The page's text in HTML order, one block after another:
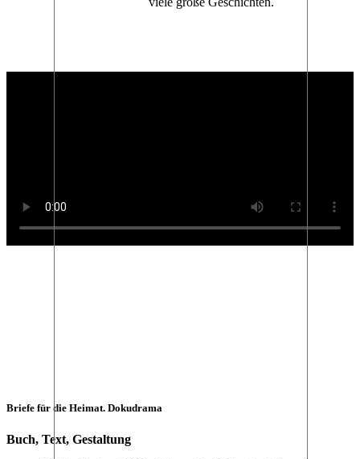
Briefe für die Heimat. Dokudrama
Buch, Text, Gestaltung